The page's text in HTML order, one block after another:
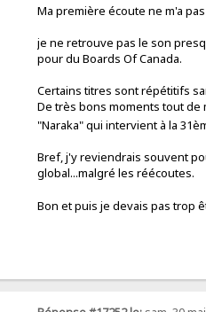
Ma première écoute ne m'a
je ne retrouve pas le son
pour du Boards Of Canada.
Certains titres sont répétitifs
De très bons moments tout de
"Naraka" qui intervient à la
Bref, j'y reviendrais souvent
global...malgré les réécoutes.
Bon et puis je devais pas trop